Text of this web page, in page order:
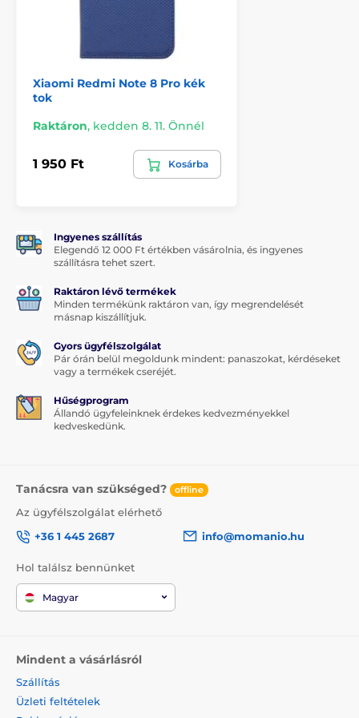
állvánnyá alakítható
nézhetnek együtt filmeket és videókat, nézhetnek
fotókat vagy böngészhetnek az interneten.
hitelkártyák vagy személyes dokumentumok
tárolására.
A Xiaomi RedmiNote 8 PROtokot nálunk
szét más
Tokok Xiaomi telefonokhoz
között.
Xiaomi Redmi Note 8 Pro kék
tok
Raktáron, kedden 8. 11. Önnél
1 950 Ft Kosárba
Ingyenes szállítás
Elegendő 12 000 Ft értékben vásárolnia, és ingyenes
szállításra tehet szert.
Raktáron lévő termékek
Minden termékünk raktáron van, így megrendelését
másnap kiszállítjuk.
Gyors ügyfélszolgálat
Pár órán belül megoldunk mindent: panaszokat, kérdéseket
vagy a termékek cseréjét.
Hűségprogram
Állandó ügyfeleinknek érdekes kedvezményekkel
kedveskedünk.
Tanácsra van szükséged? offline
Az ügyfélszolgálat elérhető
+36 1 445 2687
info@momanio.hu
Hol találsz bennünket
Magyar
Mindent a vásárlásról
Szállítás
Üzleti feltételek